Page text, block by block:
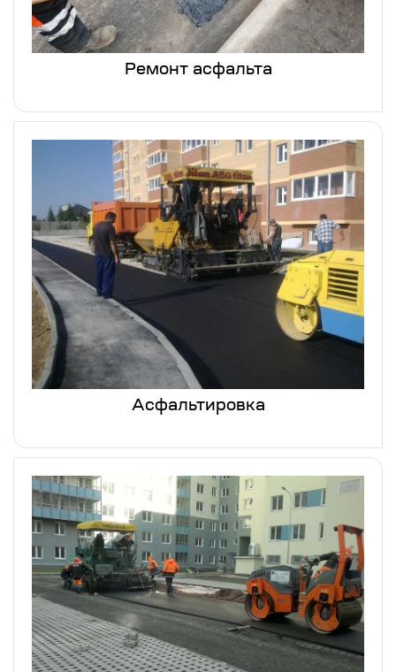
Ремонт асфальта
Асфальтировка